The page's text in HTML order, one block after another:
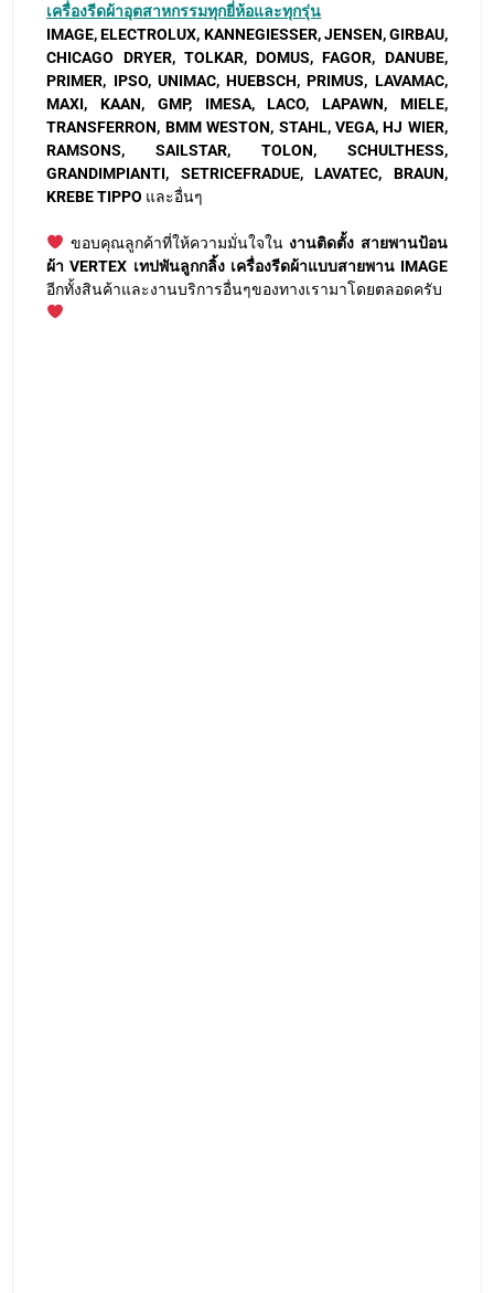
เครื่องรีดผ้าอุตสาหกรรมทุกยี่ห้อและทุกรุ่น
IMAGE, ELECTROLUX, KANNEGIESSER, JENSEN, GIRBAU,
CHICAGO DRYER, TOLKAR, DOMUS, FAGOR, DANUBE,
PRIMER, IPSO, UNIMAC, HUEBSCH, PRIMUS, LAVAMAC,
MAXI, KAAN, GMP, IMESA, LACO, LAPAWN, MIELE,
TRANSFERRON, BMM WESTON, STAHL, VEGA, HJ WIER,
RAMSONS, SAILSTAR, TOLON, SCHULTHESS,
GRANDIMPIANTI, SETRICEFRADUE, LAVATEC, BRAUN,
KREBE TIPPO และอื่นๆ
ขอบคุณลูกค้าที่ให้ความมั่นใจใน งานติดตั้ง สายพานป้อน
ผ้า VERTEX เทปพันลูกกลิ้ง เครื่องรีดผ้าแบบสายพาน IMAGE
อีกทั้งสินค้าและงานบริการอื่นๆของทางเรามาโดยตลอดครับ